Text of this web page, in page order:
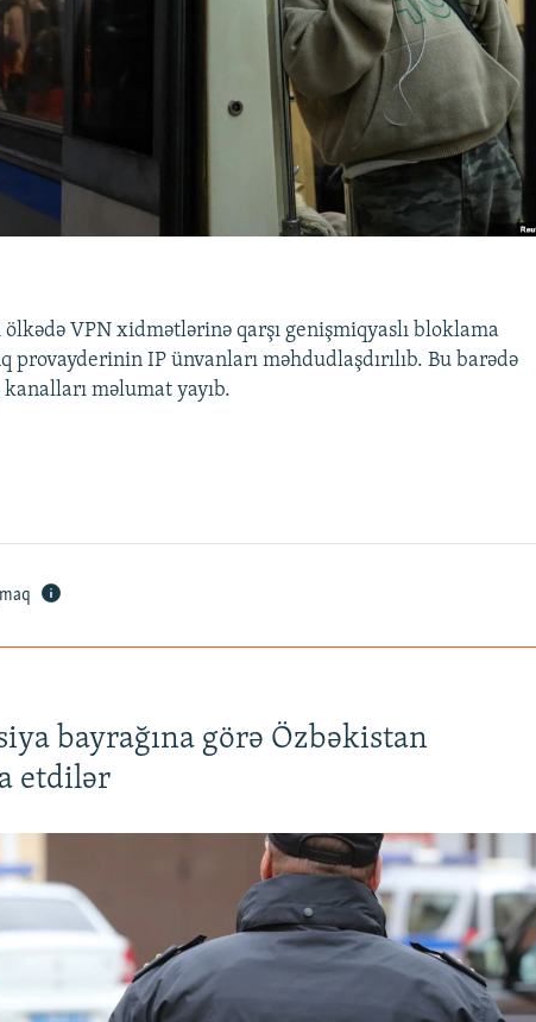
VPN xidmətlərinə qarşı genişmiqyaslı bloklama
IP ünvanları məhdudlaşdırılıb. Bu barədə
məlumat yayıb.
bayrağına görə Özbəkistan
etdilər